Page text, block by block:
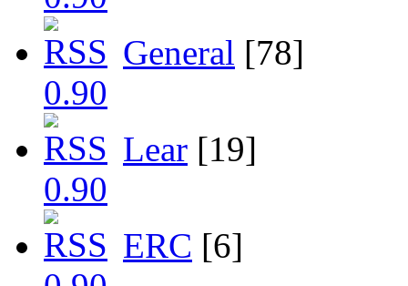
General [78]
Lear [19]
ERC [6]